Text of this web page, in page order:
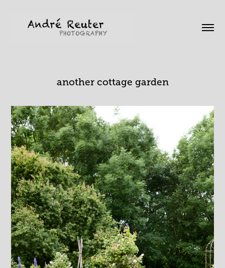
another cottage garden